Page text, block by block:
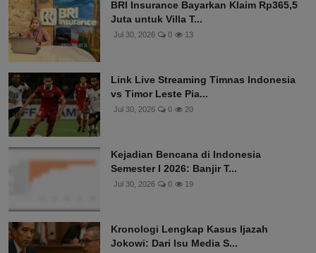
BRI Insurance Bayarkan Klaim Rp365,5
Juta untuk Villa T...
Jul 30, 2026 0 13
Link Live Streaming Timnas Indonesia
vs Timor Leste Pia...
Jul 30, 2026 0 20
Kejadian Bencana di Indonesia
Semester I 2026: Banjir T...
Jul 30, 2026 0 19
Kronologi Lengkap Kasus Ijazah
Jokowi: Dari Isu Media S...